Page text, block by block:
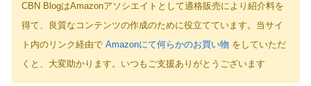
CBN BlogはAmazonアソシエイトとして適格販売により紹介料を
得て、良質なコンテンツの作成のために役立てています。当サイ
ト内のリンク経由で Amazonにて何らかのお買い物 をしていただ
くと、大変助かります。いつもご支援ありがとうございます